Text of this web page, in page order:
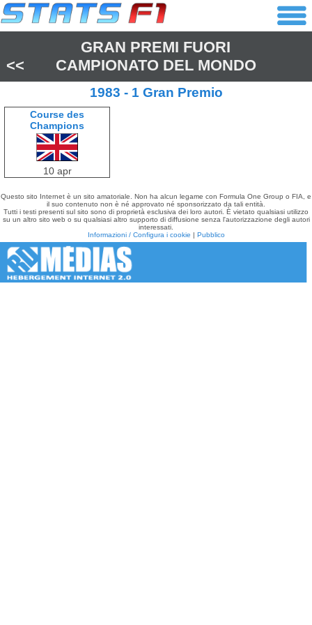
<<
GRAN PREMI FUORI
CAMPIONATO DEL MONDO
1983 - 1 Gran Premio
Course des
Champions
10 apr
Questo sito Internet è un sito amatoriale. Non ha alcun legame con Formula One Group o FIA, e
il suo contenuto non è né approvato né sponsorizzato da tali entità.
Tutti i testi presenti sul sito sono di proprietà esclusiva dei loro autori. È vietato qualsiasi utilizzo
su un altro sito web o su qualsiasi altro supporto di diffusione senza l'autorizzazione degli autori
interessati.
Informazioni / Configura i cookie | Pubblico